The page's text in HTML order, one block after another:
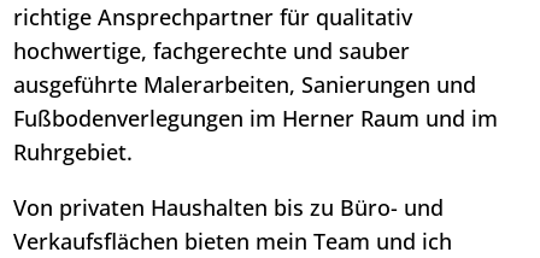
richtige Ansprechpartner für qualitativ
hochwertige, fachgerechte und sauber
ausgeführte Malerarbeiten, Sanierungen und
Fußbodenverlegungen im Herner Raum und im
Ruhrgebiet.
Von privaten Haushalten bis zu Büro- und
Verkaufsflächen bieten mein Team und ich